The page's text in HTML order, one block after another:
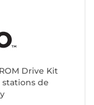
Drive Kit
de